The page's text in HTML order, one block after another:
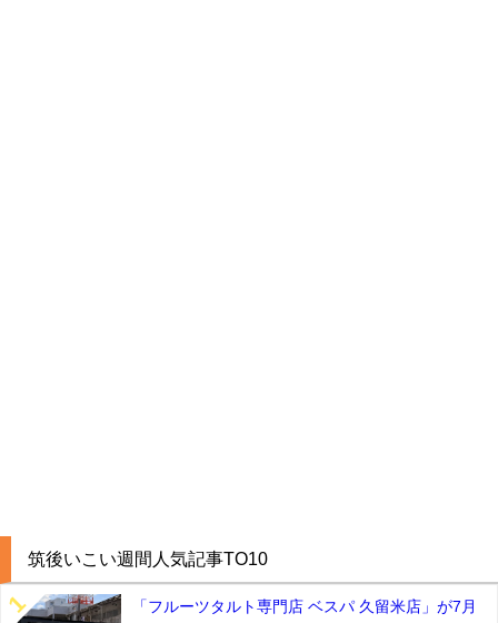
筑後いこい週間人気記事TO10
「フルーツタルト専門店 ベスパ 久留米店」が7月